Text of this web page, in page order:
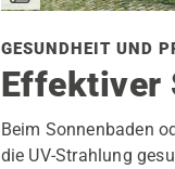
GESUNDHEIT UND
Effektiver
Beim Sonnenbaden
die UV-Strahlung